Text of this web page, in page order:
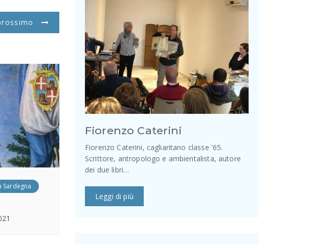
Fiorenzo Caterini
Fiorenzo Caterini, cagliaritano classe '65.
Scrittore, antropologo e ambientalista, autore
dei due libri…
Leggi di più